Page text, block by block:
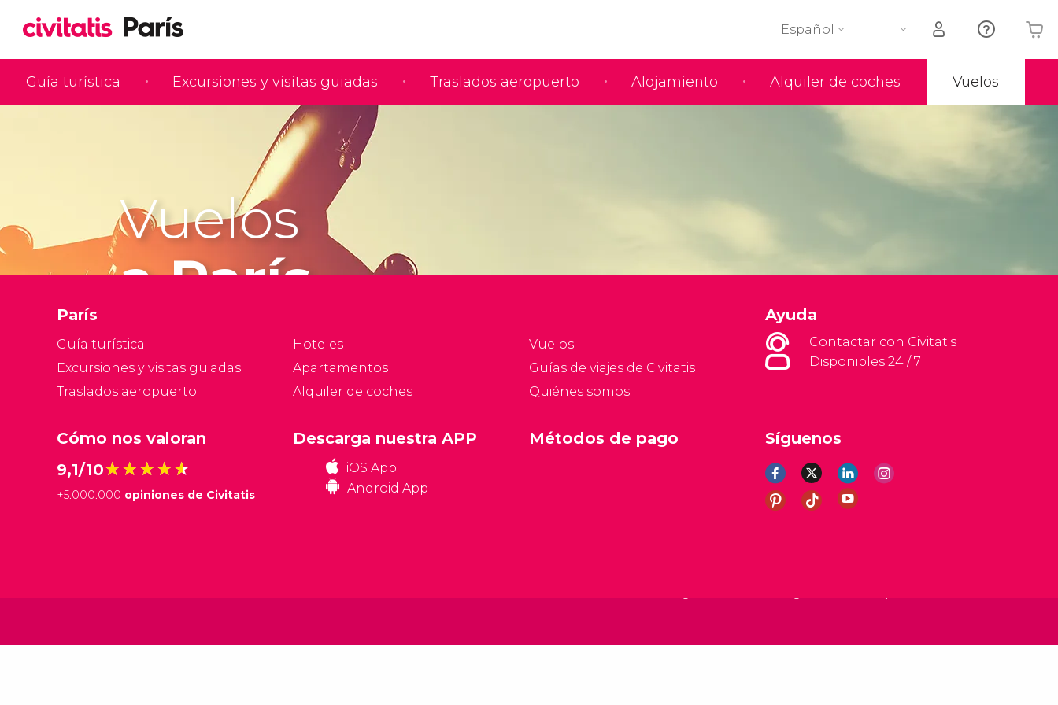
Guía turística Excursiones y visitas guiadas Traslados aeropuerto Alojamiento Alquiler de coches Vuelos
Español
Tu carrito está vacío
Vuelos
a París
París
Guía turística
Excursiones y visitas guiadas
Traslados aeropuerto
Hoteles
Apartamentos
Alquiler de coches
Vuelos
Guías de viajes de Civitatis
Quiénes somos
Ayuda
Contactar con Civitatis
Disponibles 24 / 7
Cómo nos valoran
9,1/10★★★★★
★★★★★
+5.000.000 opiniones de Civitatis
Síguenos
Descarga nuestra APP
iOS App
Android App
Métodos de pago